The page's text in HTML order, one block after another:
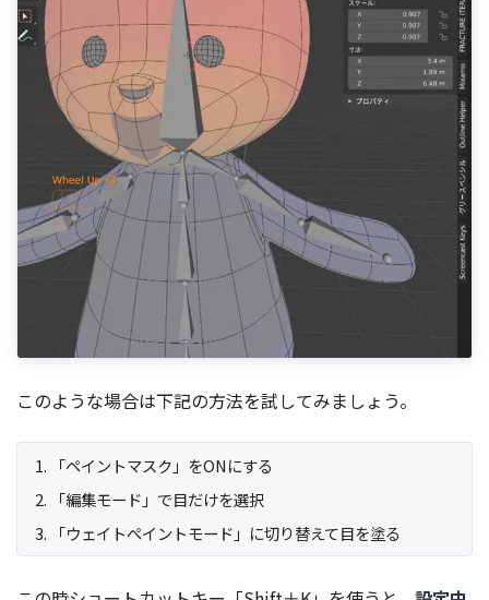
このような場合は下記の方法を試してみましょう。
「ペイントマスク」をONにする
「編集モード」で目だけを選択
「ウェイトペイントモード」に切り替えて目を塗る